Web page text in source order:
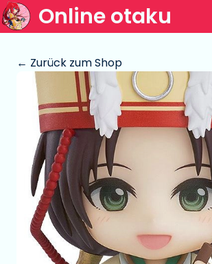
Online otaku
← Zurück zum Shop